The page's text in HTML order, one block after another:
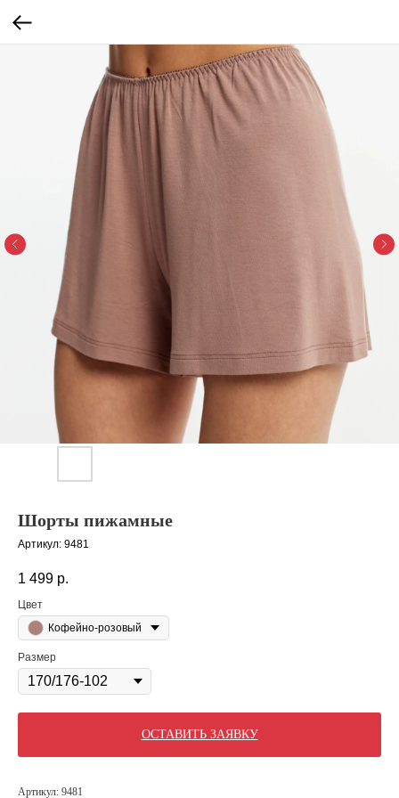
Шорты пижамные
Артикул: 9481
1 499 р.
Цвет
Кофейно-розовый
Размер
ОСТАВИТЬ ЗАЯВКУ
Артикул: 9481